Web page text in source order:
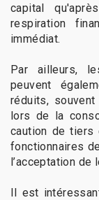
capital
respiration
immédiat.
Par ailleurs,
peuvent
réduits,
lors de la
caution de tiers
fonctionnaires
l’acceptation de
Il est